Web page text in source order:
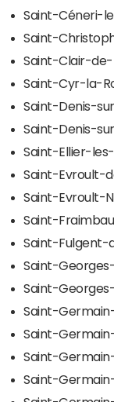
Saint-Céneri-
Saint-
Saint-Clair-de-
Saint-Cyr-la-
Saint-Denis-
Saint-Denis-
Saint-Ellier-les-
Saint-Evroult-
Saint-Evroult-
Saint-
Saint-Fulgent-
Saint-
Saint-
Saint-
Saint-
Saint-
Saint-